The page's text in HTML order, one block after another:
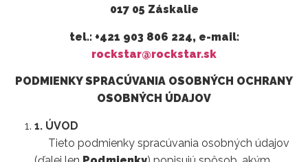
017 05 Záskalie
tel.: +421 903 806 224, e-mail:
rockstar@rockstar.sk
PODMIENKY SPRACÚVANIA OSOBNÝCH OCHRANY
OSOBNÝCH ÚDAJOV
1. ÚVOD
Tieto podmienky spracúvania osobných údajov